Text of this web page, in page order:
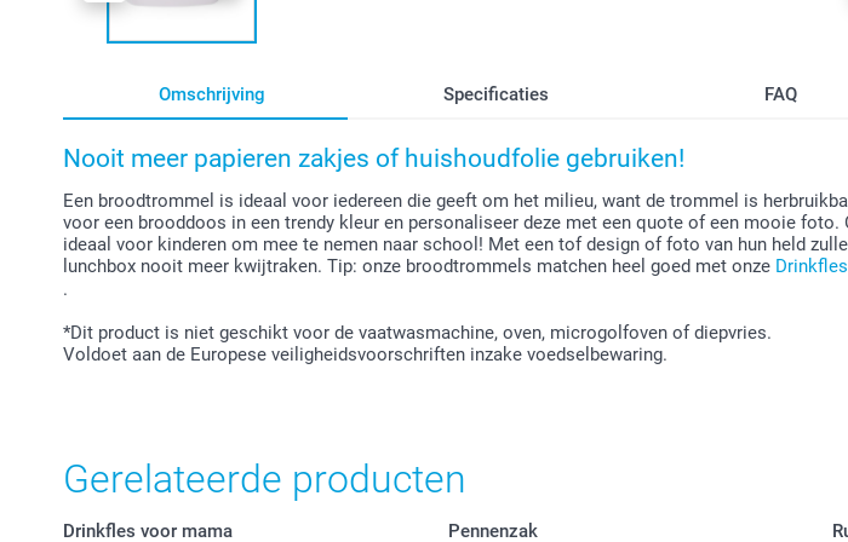
Omschrijving Specificaties FAQ
Nooit meer papieren zakjes of huishoudfolie gebruiken!
Een broodtrommel is ideaal voor iedereen die geeft om het milieu, want de trommel is
voor een brooddoos in een trendy kleur en personaliseer deze met een quote of een mooie foto.
ideaal voor kinderen om mee te nemen naar school! Met een tof design of foto van hun held
lunchbox nooit meer kwijtraken. Tip: onze broodtrommels matchen heel goed met onze
.
*Dit product is niet geschikt voor de vaatwasmachine, oven, microgolfoven of diepvries.
Voldoet aan de Europese veiligheidsvoorschriften inzake voedselbewaring.
Gerelateerde producten
Drinkfles voor mama Pennenzak